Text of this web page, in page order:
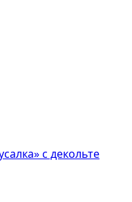
с декольте